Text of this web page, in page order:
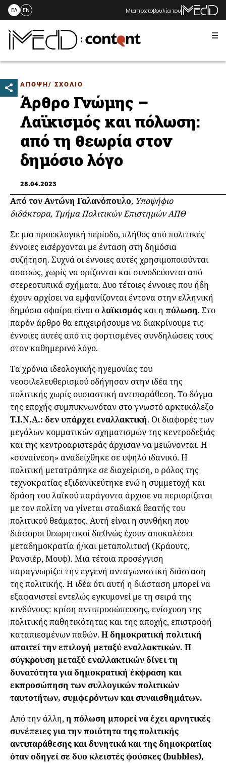
Skip
content
ΕΛ EN Μια πρωτοβουλία του
ΑΠΟΨΗ/ ΣΧΟΛΙΟ
Άρθρο Γνώμης –
Λαϊκισμός και πόλωση:
από τη θεωρία στον
δημόσιο λόγο
28.04.2023
Από τον Αντώνη Γαλανόπουλο, Υποψήφιο
διδάκτορα, Τμήμα Πολιτικών Επιστημών ΑΠΘ
Σε μια προεκλογική περίοδο, πλήθος από πολιτικές
έννοιες εισέρχονται με ένταση στη δημόσια
συζήτηση. Συχνά οι έννοιες αυτές χρησιμοποιούνται
ασαφώς, χωρίς να ορίζονται και συνοδεύονται από
στερεοτυπικά σχήματα. Δυο τέτοιες έννοιες που ήδη
έχουν αρχίσει να εμφανίζονται έντονα στην ελληνική
δημόσια σφαίρα είναι ολαϊκισμόςκαι η πόλωση. Στο
παρόν άρθρο θα επιχειρήσουμε να διακρίνουμε τις
έννοιες αυτές από τις φορτισμένες συνδηλώσεις τους
στον καθημερινό λόγο.
Τα χρόνια ιδεολογικής ηγεμονίας του
νεοφιλελευθερισμού οδήγησαν στην ιδέα της
πολιτικής χωρίς ουσιαστική αντιπαράθεση. Το δόγμα
της εποχής συμπυκνωνόταν στο γνωστό αρκτικόλεξο
T.I.N.A.: δεν υπάρχει εναλλακτική. Οι διαφορές των
μεγάλων κομματικών σχηματισμών της κεντροδεξιάς
και της κεντροαριστεράς άρχισαν να μειώνονται. Η
«συναίνεση» αναδείχθηκε σε υψηλό ιδανικό. Η
πολιτική μετατράπηκε σε διαχείριση, ο ρόλος της
τεχνοκρατίας εξιδανικεύτηκε ενώ η συμμετοχή και
δράση του λαϊκού παράγοντα άρχισε να περιορίζεται
με τον πολίτη να γίνεται σταδιακά θεατής του
πολιτικού θεάματος. Αυτή είναι η συνθήκη που
διάφοροι θεωρητικοί διεθνώς έχουν αποκαλέσει
μεταδημοκρατία ή/και μεταπολιτική (Κράουτς,
Ρανσιέρ, Μουφ). Μια τέτοια προσέγγιση
παραγνωρίζει την εγγενή ανταγωνιστική διάσταση
της πολιτικής. Η ιδέα ότι αυτή η διάσταση μπορεί να
εξαφανιστεί εντελώς εγκυμονεί με τη σειρά της
κινδύνους: κρίση αντιπροσώπευσης, ενίσχυση της
πολιτικής παθητικότητας και της αποχής, επιστροφή
καταπιεσμένων παθών. Η δημοκρατική πολιτική
απαιτεί την επιλογή μεταξύ εναλλακτικών. Η
σύγκρουση μεταξύ εναλλακτικών δίνει τη
δυνατότητα για δημοκρατική έκφραση και
εκπροσώπηση των συλλογικών πολιτικών
ταυτοτήτων, συμφερόντων και συναισθημάτων.
Από την άλλη, η πόλωση μπορεί να έχει αρνητικές
συνέπειες για την ποιότητα της πολιτικής
αντιπαράθεσης και δυνητικά και της δημοκρατίας
όταν οδηγεί σε δυο κλειστές φούσκες (bubbles),